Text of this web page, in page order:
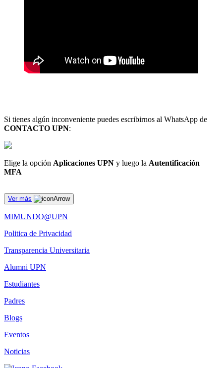
Si tienes algún inconveniente puedes escribirnos al WhatsApp de
CONTACTO UPN:
Elige la opción Aplicaciones UPN y luego la Autentificación
MFA
Ver más
MIMUNDO@UPN
Politica de Privacidad
Transparencia Universitaria
Alumni UPN
Estudiantes
Padres
Blogs
Eventos
Noticias